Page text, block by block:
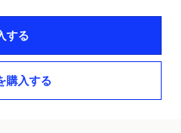
する
購入する